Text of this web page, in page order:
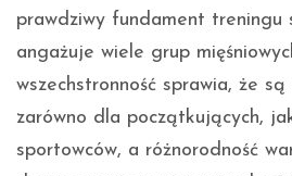
prawdziwy fundament treningu
angażuje wiele grup
wszechstronność sprawia, że
zarówno dla początkujących,
sportowców, a różnorodność